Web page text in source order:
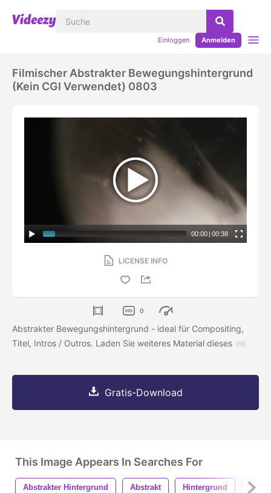
Einloggen Anmelden
Filmischer Abstrakter Bewegungshintergrund
(kein CGI Verwendet) 0803
00:00 | 00:38
LICENSE INFO
0
Abstrakter Bewegungshintergrund - ideal für Compositing,
Titel, Intros / Outros. Laden Sie weiteres Material dieses
Gratis-Download
This Image Appears In Searches For
Abstrakter Hintergrund Abstrakt Hintergrund